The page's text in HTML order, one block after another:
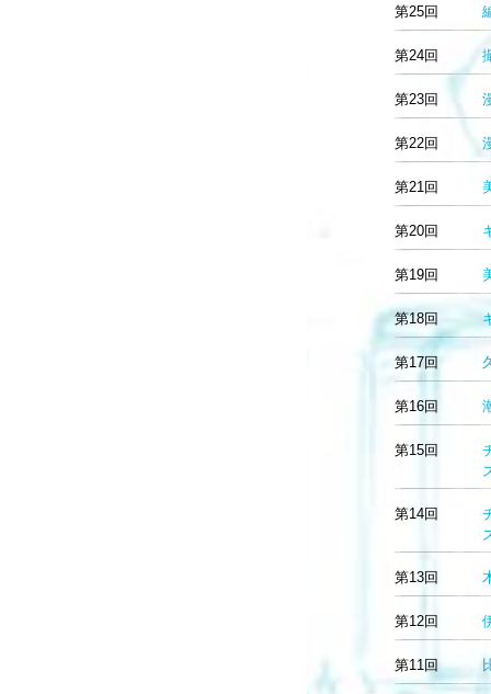
第25回
第24回
第23回
第22回
第21回
第20回
第19回
第18回
第17回
第16回
第15回
第14回
第13回
第12回
第11回